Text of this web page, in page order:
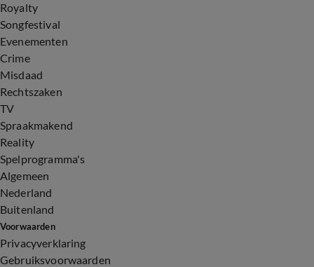
Royalty
Songfestival
Evenementen
Crime
Misdaad
Rechtszaken
TV
Spraakmakend
Reality
Spelprogramma's
Algemeen
Nederland
Buitenland
Voorwaarden
Privacyverklaring
Gebruiksvoorwaarden